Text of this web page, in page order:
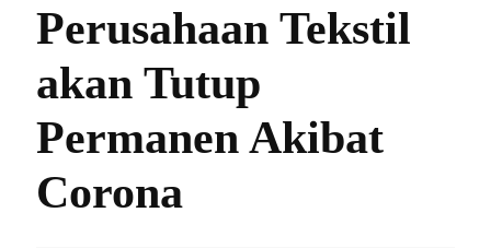
Perusahaan Tekstil
akan Tutup
Permanen Akibat
Corona